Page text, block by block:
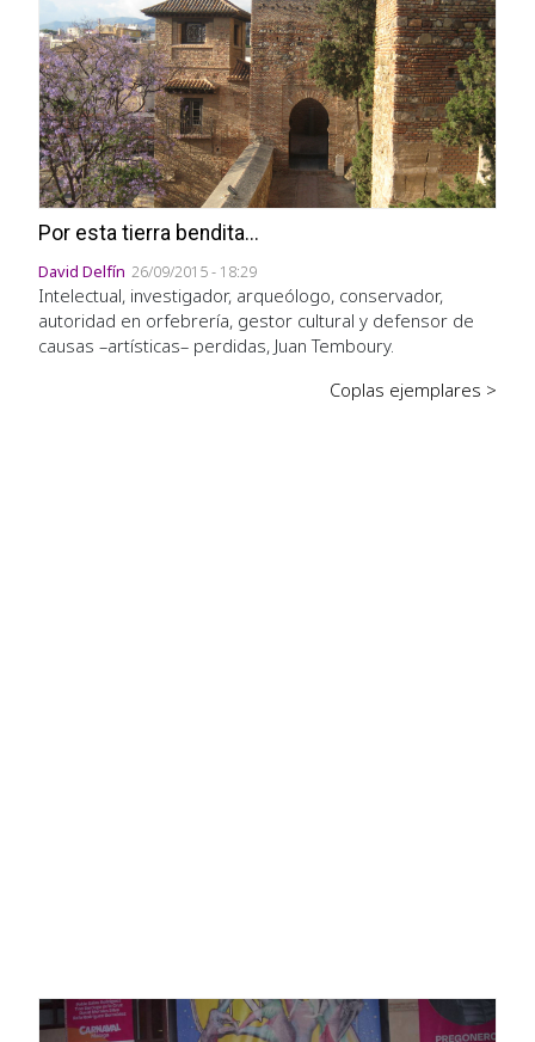
Por esta tierra bendita...
David Delfín 26/09/2015 - 18:29
Intelectual, investigador, arqueólogo, conservador,
autoridad en orfebrería, gestor cultural y defensor de
causas –artísticas– perdidas, Juan Temboury.
Coplas ejemplares >